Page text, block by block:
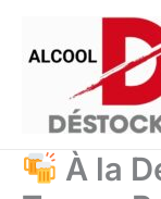
contenu
À la